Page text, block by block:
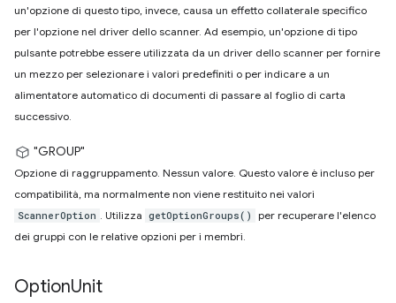
un'opzione di questo tipo, invece, causa un effetto collaterale specifico
per l'opzione nel driver dello scanner. Ad esempio, un'opzione di tipo
pulsante potrebbe essere utilizzata da un driver dello scanner per fornire
un mezzo per selezionare i valori predefiniti o per indicare a un
alimentatore automatico di documenti di passare al foglio di carta
successivo.
"GROUP"
Opzione di raggruppamento. Nessun valore. Questo valore è incluso per
compatibilità, ma normalmente non viene restituito nei valori
ScannerOption . Utilizza getOptionGroups()
per recuperare l'elenco
dei gruppi con le relative opzioni per i membri.
OptionUnit